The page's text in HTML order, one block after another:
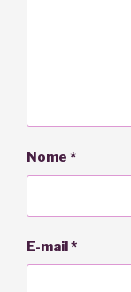
Nome *
E-mail *